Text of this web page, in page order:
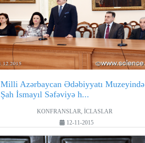
Milli Azərbaycan Ədəbiyyatı Muzeyində
Şah İsmayıl Səfəviyə h...
KONFRANSLAR, İCLASLAR
12-11-2015